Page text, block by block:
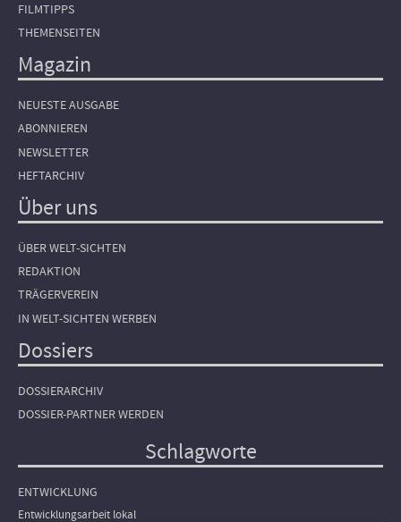
FILMTIPPS
THEMENSEITEN
Magazin
NEUESTE AUSGABE
ABONNIEREN
NEWSLETTER
HEFTARCHIV
Über uns
ÜBER WELT-SICHTEN
REDAKTION
TRÄGERVEREIN
IN WELT-SICHTEN WERBEN
Dossiers
DOSSIERARCHIV
DOSSIER-PARTNER WERDEN
Schlagworte
ENTWICKLUNG
Entwicklungsarbeit lokal